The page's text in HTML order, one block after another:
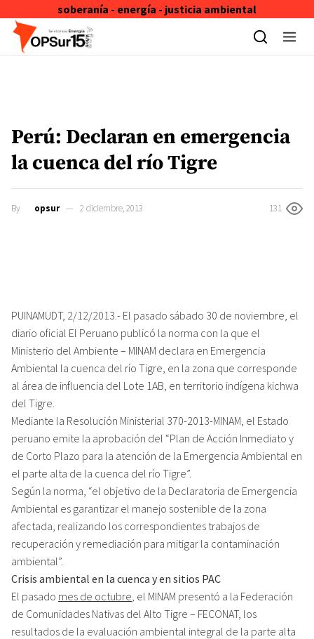
soberanía - energía - justicia ambiental
Skip to content
Perú: Declaran en emergencia
la cuenca del río Tigre
By opsur 2 diciembre, 2013 131
PUINAMUDT, 2/12/2013.- El pasado sábado 30 de noviembre, el
diario oficial El Peruano publicó la norma con la que el
Ministerio del Ambiente – MINAM declara en Emergencia
Ambiental la cuenca del río Tigre, en la zona que corresponde
al área de influencia del Lote 1AB, en territorio indígena kichwa
del Tigre.
Mediante la Resolución Ministerial 370-2013-MINAM, el Estado
peruano emite la aprobación del “Plan de Acción Inmediato y
de Corto Plazo para la atención de la Emergencia Ambiental en
el parte alta de la cuenca del río Tigre”.
Según la norma, “el objetivo de la Declaratoria de Emergencia
Ambiental es garantizar el manejo sostenible de la zona
afectada, realizando los correspondientes trabajos de
recuperación y remediación para mitigar la contaminación
ambiental”.
Crisis ambiental en la cuenca y en sitios PAC
El pasado mes de octubre , el MINAM presentó a la Federación
de Comunidades Nativas del Alto Tigre – FECONAT, los
resultados de la evaluación ambiental integral de la parte alta